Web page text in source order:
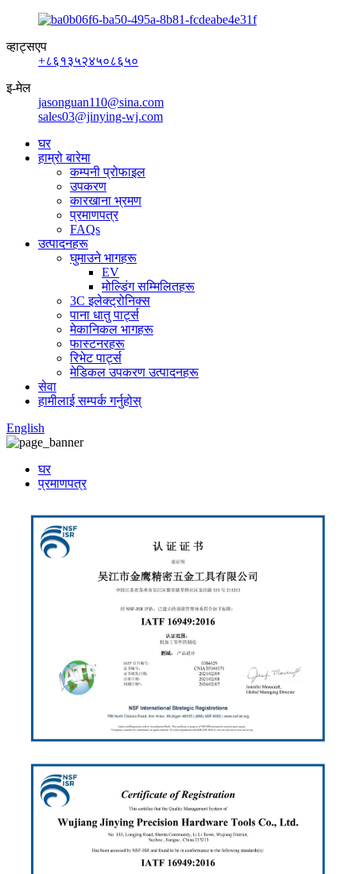
व्हाट्सएप
+८६१३५२४५०८६५०
इ-मेल
jasonguan110@sina.com
sales03@jinying-wj.com
घर
हाम्रो बारेमा
कम्पनी प्रोफाइल
उपकरण
कारखाना भ्रमण
प्रमाणपत्र
FAQs
उत्पादनहरू
घुमाउने भागहरू
EV
मोल्डिंग सम्मिलितहरू
3C इलेक्ट्रोनिक्स
पाना धातु पार्ट्स
मेकानिकल भागहरू
फास्टनरहरू
रिभेट पार्ट्स
मेडिकल उपकरण उत्पादनहरू
सेवा
हामीलाई सम्पर्क गर्नुहोस्
English
घर
प्रमाणपत्र